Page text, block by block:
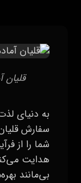
قلیان
به دنیای
سفارش
شما را از
هدایت
بی‌مانند